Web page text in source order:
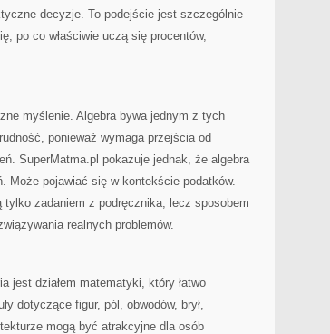
decyzje. To podejście jest szczególnie
po co właściwie uczą się procentów,
myślenie. Algebra bywa jednym z tych
ponieważ wymaga przejścia od
SuperMatma.pl pokazuje jednak, że algebra
Może pojawiać się w kontekście podatków.
zadaniem z podręcznika, lecz sposobem
realnych problemów.
jest działem matematyki, który łatwo
dotyczące figur, pól, obwodów, brył,
mogą być atrakcyjne dla osób